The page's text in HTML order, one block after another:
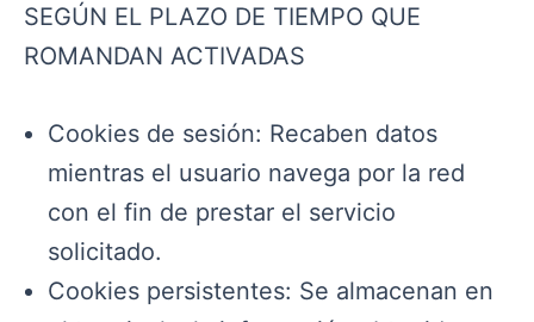
SEGÚN EL PLAZO DE TIEMPO QUE
ROMANDAN ACTIVADAS
Cookies de sesión: Recaben datos
mientras el usuario navega por la red
con el fin de prestar el servicio
solicitado.
Cookies persistentes: Se almacenan en